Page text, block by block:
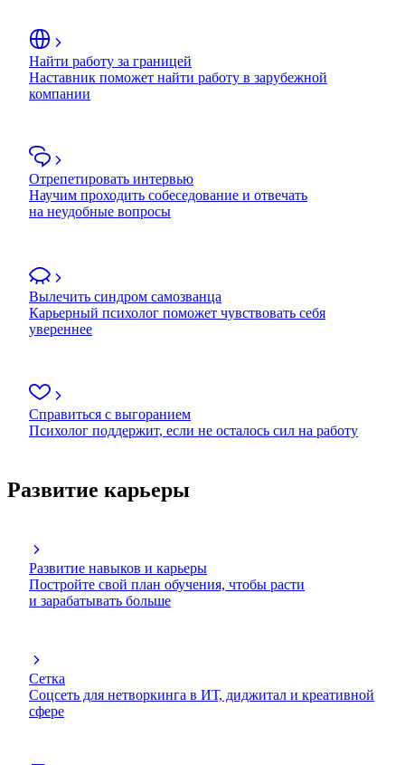
Найти работу за границей
Наставник поможет найти работу в зарубежной
компании
Отрепетировать интервью
Научим проходить собеседование и отвечать
на неудобные вопросы
Вылечить синдром самозванца
Карьерный психолог поможет чувствовать себя
увереннее
Справиться с выгоранием
Психолог поддержит, если не осталось сил на работу
Развитие карьеры
Развитие навыков и карьеры
Постройте свой план обучения, чтобы расти
и зарабатывать больше
Сетка
Соцсеть для нетворкинга в ИТ, диджитал и креативной
сфере